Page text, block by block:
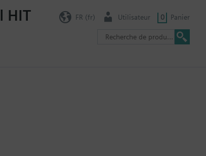
HIT FR (fr) Utilisateur 0 Panier